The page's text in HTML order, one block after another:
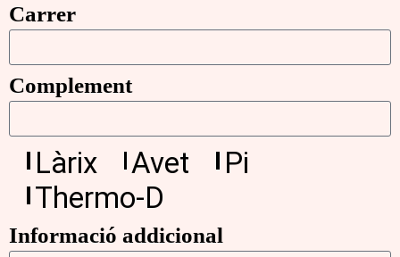
Carrer
Complement
Làrix Avet
Pi
Thermo-D
Informació addicional